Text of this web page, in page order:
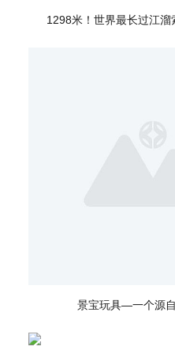
1298米！世界最长过江
景宝玩具—一个源